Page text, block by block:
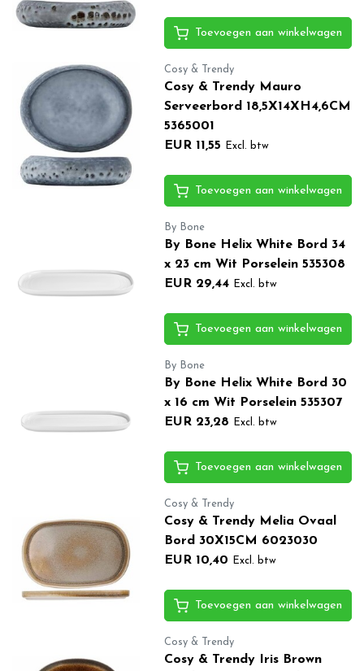
Toevoegen aan winkelwagen
Cosy & Trendy
Cosy & Trendy Mauro
Serveerbord 18,5X14XH4,6CM
5365001
EUR 11,55
Excl. btw
Toevoegen aan winkelwagen
By Bone
By Bone Helix White Bord 34
x 23 cm Wit Porselein 535308
EUR 29,44
Excl. btw
Toevoegen aan winkelwagen
By Bone
By Bone Helix White Bord 30
x 16 cm Wit Porselein 535307
EUR 23,28
Excl. btw
Toevoegen aan winkelwagen
Cosy & Trendy
Cosy & Trendy Melia Ovaal
Bord 30X15CM 6023030
EUR 10,40
Excl. btw
Toevoegen aan winkelwagen
Cosy & Trendy
Cosy & Trendy Iris Brown